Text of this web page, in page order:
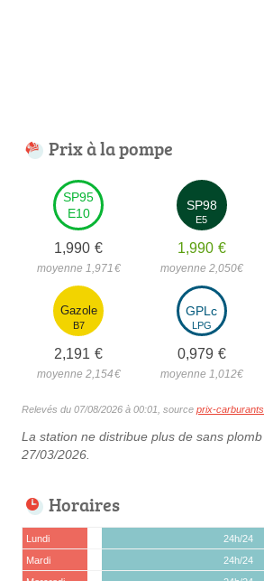
Prix à la pompe
SP95
E10
1,990 €
moyenne 1,971€
SP98
E5
1,990 €
moyenne 2,050€
Gazole
B7
2,191 €
moyenne 2,154€
GPLc
LPG
0,979 €
moyenne 1,012€
Relevés du 07/08/2026 à 00:01, source prix-
La station ne distribue plus de sans
27/03/2026.
Horaires
Lundi
24h/24
Mardi
24h/24